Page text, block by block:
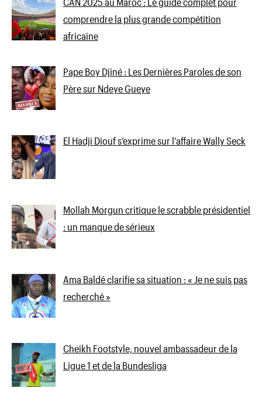
comprendre la plus grande compétition
africaine
Pape Boy Djiné : Les Dernières Paroles de son
Père sur Ndeye Gueye
El Hadji Diouf s’exprime sur l’affaire Wally Seck
Mollah Morgun critique le scrabble présidentiel
: un manque de sérieux
Ama Baldé clarifie sa situation : « Je ne suis pas
recherché »
Cheikh Footstyle, nouvel ambassadeur de la
Ligue 1 et de la Bundesliga